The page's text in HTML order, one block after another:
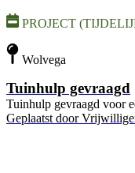
PROJECT
Wolvega
Tuinhulp gevraagd
Tuinhulp gevraagd voor
Geplaatst door